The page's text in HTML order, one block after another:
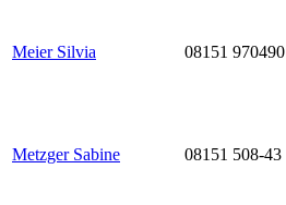
Meier Silvia 08151 970490
Metzger Sabine 08151 508-43